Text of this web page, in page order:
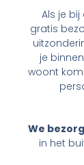
Als je
gratis
je
woont
We
in het